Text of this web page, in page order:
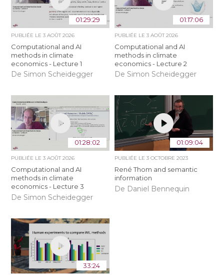
01:29:29
PUBLIÉE LE3 AOÛT 2026
Computational and AI
methods in climate
economics - Lecture 1
De Simon Scheidegger
01:17:06
PUBLIÉE LE 3 AOÛT 2026
Computational and AI
methods in climate
economics - Lecture 2
De Simon Scheidegger
01:28:02
PUBLIÉE LE3 AOÛT 2026
Computational and AI
methods in climate
economics - Lecture 3
De Simon Scheidegger
01:09:04
PUBLIÉE LE 3 OCTOBRE 2023
René Thom and semantic
information
De Daniel Bennequin
33:24